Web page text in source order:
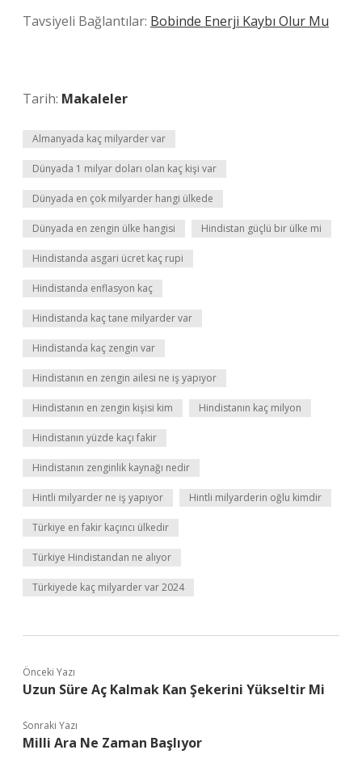
Tavsiyeli Bağlantılar: Bobinde Enerji Kaybı Olur Mu
Tarih: Makaleler
Almanyada kaç milyarder var
Dünyada 1 milyar doları olan kaç kişi var
Dünyada en çok milyarder hangi ülkede
Dünyada en zengin ülke hangisi Hindistan güçlü bir ülke mi
Hindistanda asgari ücret kaç rupi
Hindistanda enflasyon kaç
Hindistanda kaç tane milyarder var
Hindistanda kaç zengin var
Hindistanın en zengin ailesi ne iş yapıyor
Hindistanın en zengin kişisi kim Hindistanın kaç milyon
Hindistanın yüzde kaçı fakir
Hindistanın zenginlik kaynağı nedir
Hintli milyarder ne iş yapıyor Hintli milyarderin oğlu kimdir
Türkiye en fakir kaçıncı ülkedir
Türkiye Hindistandan ne alıyor
Türkiyede kaç milyarder var 2024
Önceki Yazı
Uzun Süre Aç Kalmak Kan Şekerini Yükseltir Mi
Sonraki Yazı
Milli Ara Ne Zaman Başlıyor